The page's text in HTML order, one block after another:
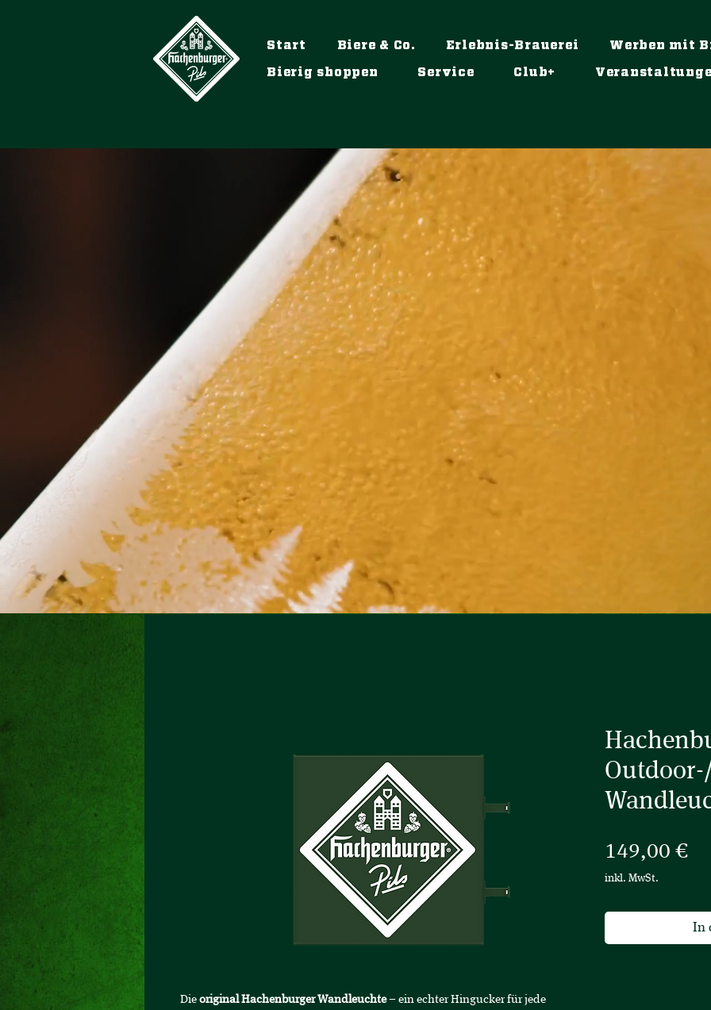
Start Biere & Co. Erlebnis-Brauerei Werben mit
Bierig shoppen Service Club+
Die original Hachenburger Wandleuchte– ein echter Hingucker für jede
149,00 €
inkl. MwSt.
In